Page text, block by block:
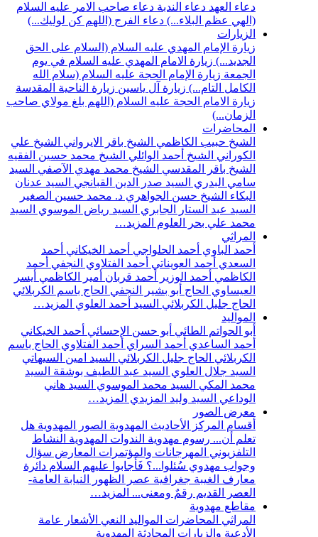
دعاء العهد دعاء الندبة دعاء صاحب الامر عليه السلام
(الهي عظم البلاء...) دعاء الفرج (اللهم كن لوليك...)
الزيارات
زيارة الإمام المهدي عليه السلام (السلام على الحق
الجديد...) زيارة الامام المهدي عليه السلام في يوم
الجمعة زيارة الإمام الحجة عليه السلام (سلام الله
الكامل التام...) زيارة آل ياسين زيارة الناحية المقدسة
زيارة الامام الحجة عليه السلام (اللهم بلغ مولاي صاحب
الزمان...)
المحاضرات
الشيخ حبيب الكاظمي الشيخ باقر الايرواني الشيخ علي
الكوراني الشيخ أحمد الوائلي الشيخ محمد حسين الفقيه
الشيخ باقر المقدسي الشيخ محمد مهدي الآصفي السيد
سامي البدري السيد صدر الدين القبانجي السيد عدنان
البكاء الشيخ حسن الجواهري د. محمد حسين الصغير
السيد عبد الستار الجابري السيد رياض الموسوي السيد
محمد علي بحر العلوم المزيد…
المراثي
أحمد الباوي أحمد الحلواجي أحمد الخيكاني أحمد
السعدي أحمد العويناتي أحمد الفتلاوي النجفي أحمد
الكاظمي أحمد الوزير أحمد قربان أمير الكاظمي أيسر
العيساوي الحاج أبو بشير النجفي الحاج باسم الكربلائي
الحاج جليل الكربلائي السيد أحمد العلوي المزيد…
المواليد
أبو الحواتم الطائي أبو حسن الإحسائي أحمد الخيكاني
أحمد الساعدي أحمد السراي أحمد الفتلاوي الحاج باسم
الكربلائي الحاج جليل الكربلائي السيد امين السيهاتي
السيد جلال العلوي السيد عبد اللطيف بوشقة السيد
محمد المكي السيد محمد الموسوي السيد هاني
الوداعي السيد وليد المزيدي المزيد…
معرض الصور
أقسام المركز
الأحاديث المهدوية الصور المهدوية هل
تعلم أن... رسوم مهدوية الندوات المهدوية النشاط
التلفزيوني المهرجانات والمؤتمرات المعارض سؤال
وجواب مهدوي سُئلوا...؟ فَأجابوا عليهم السلام دائرة
معارف الغيبة جغرافية عصر الظهور
النيابة العامة-
العصر القديم رقمٌ ومعنى... المزيد…
مقاطع مهدوية
المراثي المحاضرات المواليد النعي الأشعار
عامة
الأدعية والزيارات المحادثة المهدوية